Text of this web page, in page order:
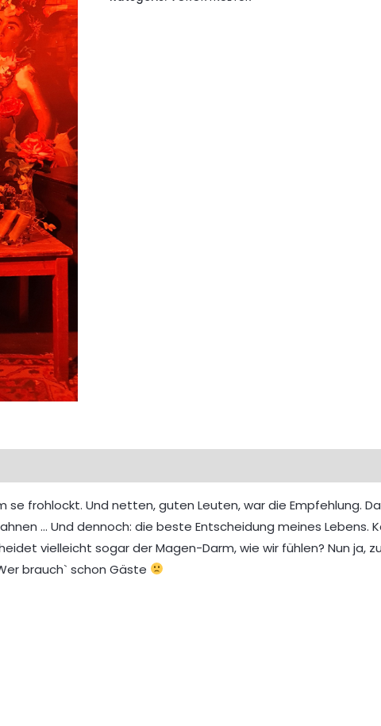
se frohlockt. Und netten, guten Leuten, war die Empfehlung.
… Und dennoch: die beste Entscheidung meines Lebens.
vielleicht sogar der Magen-Darm, wie wir fühlen? Nun ja,
brauch` schon Gäste